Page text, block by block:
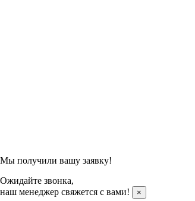
Мы получили вашу заявку!
Ожидайте звонка,
наш менеджер свяжется с вами!
×